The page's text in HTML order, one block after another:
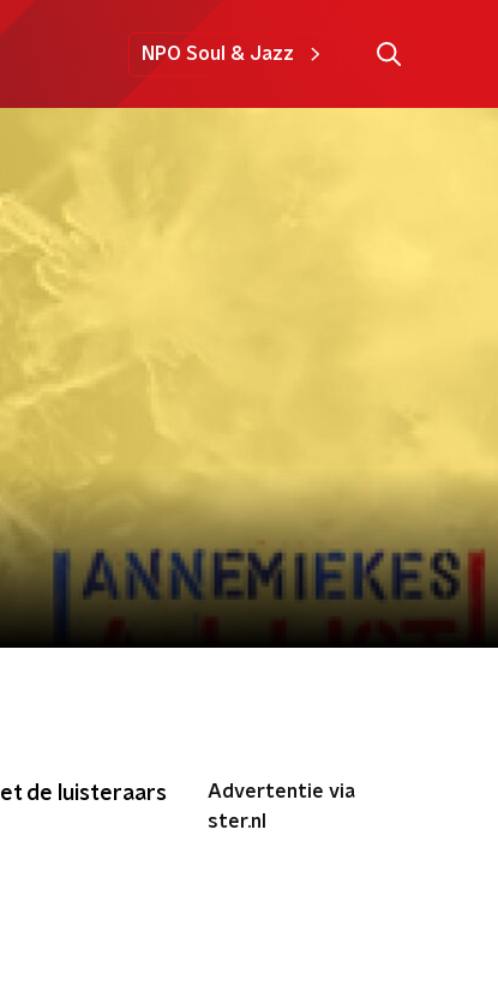
NPO Soul & Jazz
de luisteraars
Advertentie via
ster.nl